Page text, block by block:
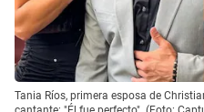
Tania Ríos, primera esposa de